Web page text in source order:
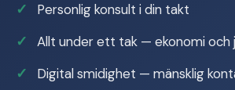
Personlig konsult i din takt
Allt under ett tak — ekonomi och
Digital smidighet — mänsklig